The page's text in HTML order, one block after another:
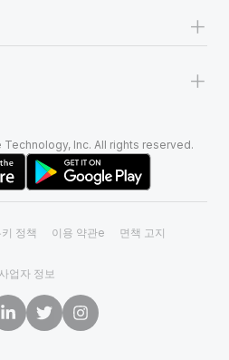
+
+
Inc. All rights reserved.
정책 이용 약관e 면책 고지
사업자 정보